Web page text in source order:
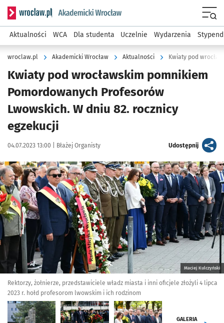
Serwis informacyjny wroclaw.pl podserwis: Akademicki
Aktualności WCA Dla studenta Uczelnie Wydarzenia
wroclaw.pl Akademicki Wrocław Aktualności
Kwiaty pod wrocławskim pomnikiem
Pomordowanych Profesorów
Lwowskich. W dniu 82. rocznicy
egzekucji
Data publikacji:
04.07.2023 13:00 | Autor:
Błażej Organisty Udostępnijartykuł
Kliknij, aby zobaczyć galerię
Maciej Kulczyński
Rektorzy, żołnierze, przedstawiciele władz miasta i inni oficjele złożyli 4 lipca
2023 r. hołd profesorom lwowskim i ich rodzinom
GALERIA